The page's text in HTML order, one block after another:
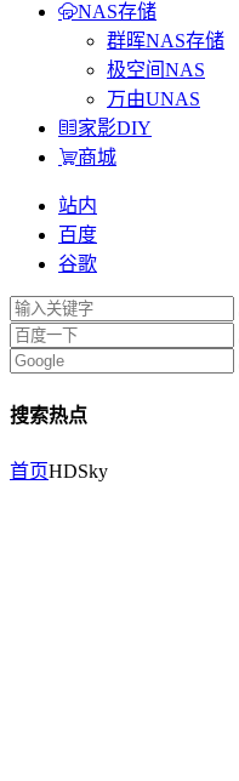
NAS存储
群晖NAS存储
极空间NAS
万由UNAS
家影DIY
商城
站内
百度
谷歌
搜索热点
首页HDSky